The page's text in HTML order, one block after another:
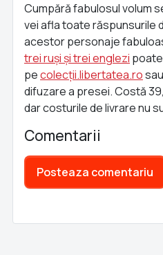
Cumpără fabulosul volum
vei afla toate răspunsurile
acestor personaje
trei ruși și trei englezi
pecolecții.libertatea.ro
difuzare a presei. Costă
dar costurile de livrare nu
Comentarii
Posteaza comentariu